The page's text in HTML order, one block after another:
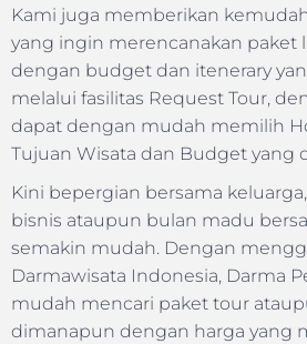
Kami juga memberikan
yang ingin merencanakan paket
dengan budget dan itenerary
melalui fasilitas Request Tour,
dapat dengan mudah memilih
Tujuan Wisata dan Budget yang
Kini bepergian bersama
bisnis ataupun bulan madu
semakin mudah. Dengan
Darmawisata Indonesia, Darma
mudah mencari paket tour
dimanapun dengan harga yang